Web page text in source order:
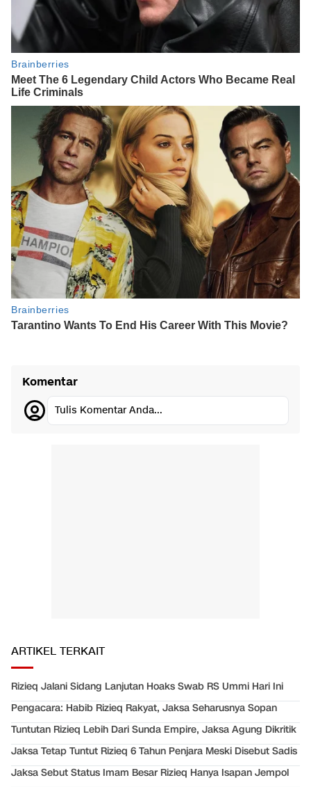
Komentar
Tulis Komentar Anda...
ARTIKEL TERKAIT
Rizieq Jalani Sidang Lanjutan Hoaks Swab RS Ummi Hari Ini
Pengacara: Habib Rizieq Rakyat, Jaksa Seharusnya Sopan
Tuntutan Rizieq Lebih Dari Sunda Empire, Jaksa Agung Dikritik
Jaksa Tetap Tuntut Rizieq 6 Tahun Penjara Meski Disebut Sadis
Jaksa Sebut Status Imam Besar Rizieq Hanya Isapan Jempol